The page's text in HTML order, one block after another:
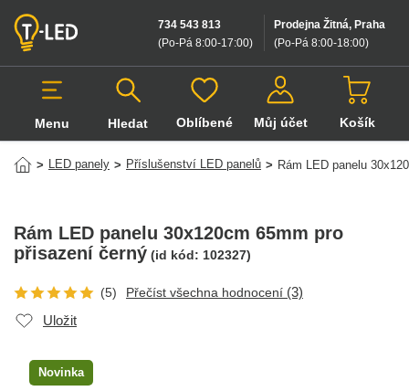
Prodejna Žitná, Praha
(Po-Pá 8:00-18:00)
734 543 813
(Po-Pá 8:00-17:00)
Menu Hledat
Hledat v produktech
Oblíbené Můj účet Košík
> LED panely > Příslušenství LED panelů > Rám LED panelu
Novinka
Rám LED panelu 30x120cm 65mm pro
přisazení černý (id kód: 102327)
(5) Přečíst všechna hodnocení (3)
Uložit